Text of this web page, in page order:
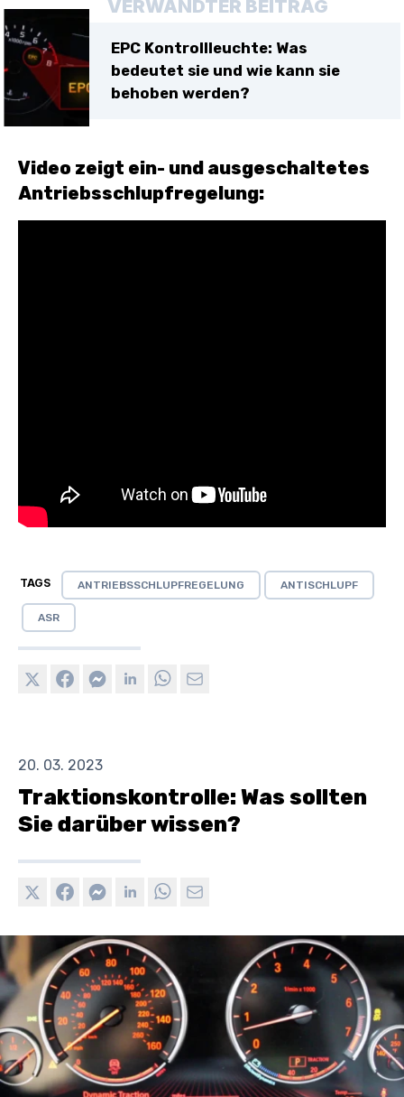
VERWANDTER BEITRAG
EPC Kontrollleuchte: Was
bedeutet sie und wie kann sie
behoben werden?
Video zeigt ein- und ausgeschaltetes
Antriebsschlupfregelung:
TAGS ANTRIEBSSCHLUPFREGELUNG ANTISCHLUPF
ASR
20. 03. 2023
Traktionskontrolle: Was sollten
Sie darüber wissen?